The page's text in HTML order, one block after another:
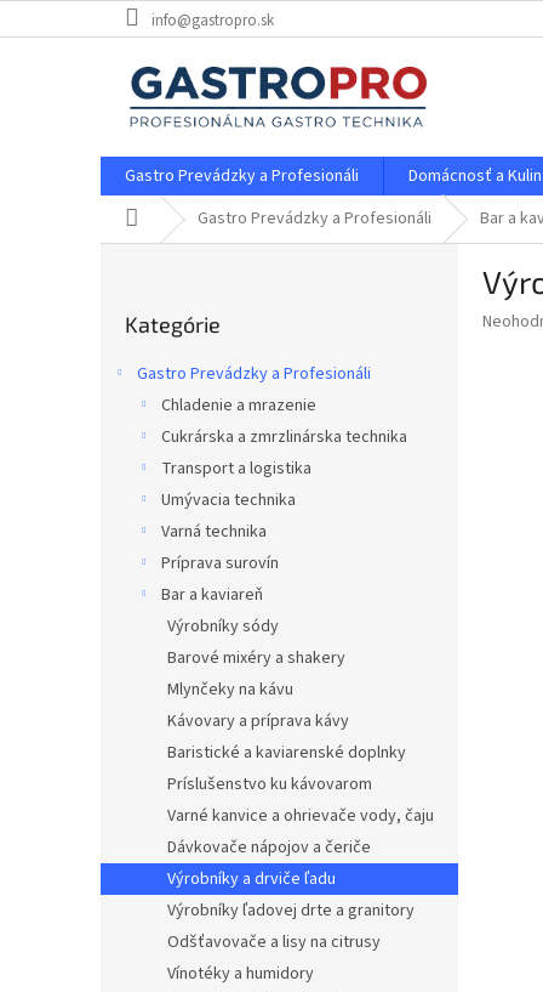
na
info@gastropro.sk
Gastro Prevádzky a Profesionáli
Domácnosť a
Domov Gastro Prevádzky a Profesionáli Bar a
kategórie
Kategórie
Gastro Prevádzky a Profesionáli
Chladenie a mrazenie
Cukrárska a zmrzlinárska technika
Transport a logistika
Umývacia technika
Varná technika
Príprava surovín
Bar a kaviareň
Výrobníky sódy
Barové mixéry a shakery
Mlynčeky na kávu
Kávovary a príprava kávy
Baristické a kaviarenské doplnky
Príslušenstvo ku kávovarom
Varné kanvice a ohrievače vody, čaju
Dávkovače nápojov a čeriče
Výrobníky a drviče ľadu
Výrobníky ľadovej drte a granitory
Odšťavovače a lisy na citrusy
Vínotéky a humidory